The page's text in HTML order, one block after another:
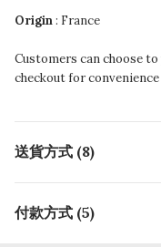
Origin: France
Customers can choose
checkout for convenience
送貨方式 (8)
付款方式 (5)